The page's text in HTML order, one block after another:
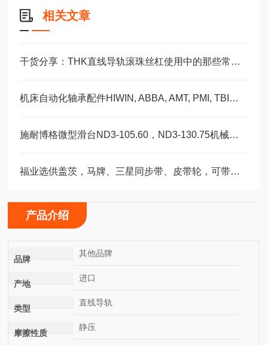
相关文章
干货分享：THK直线导轨滚珠丝杠使用中的那些常见故障与解决技巧
机床自动化轴承配件HIWIN, ABBA, AMT, PMI, TBI滑块导轨丝杠
施耐博格微型滑台ND3-105.60，ND3-130.75机械装配轴承
福业选供盖茨，马牌、三星同步带、皮带轮，可带图纸加工定制。
产品介绍
品牌
其他品牌
产地
进口
类型
直线导轨
摩擦性质
静压